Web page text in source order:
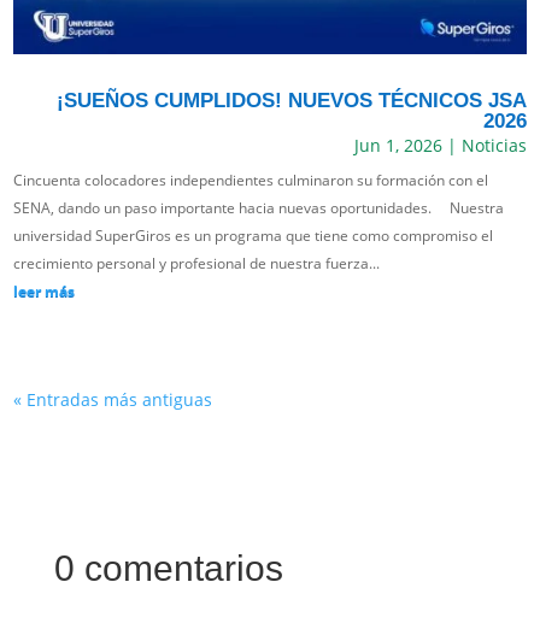
¡SUEÑOS CUMPLIDOS! NUEVOS TÉCNICOS JSA
2026
Jun 1, 2026| Noticias
Cincuenta colocadores independientes culminaron su formación con el
SENA, dando un paso importante hacia nuevas oportunidades. Nuestra
universidad SuperGiros es un programa que tiene como compromiso el
crecimiento personal y profesional de nuestra fuerza...
leer más
« Entradas más antiguas
0 comentarios